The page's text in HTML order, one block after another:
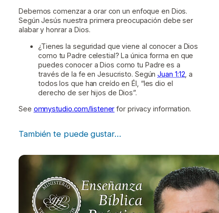
Debemos comenzar a orar con un enfoque en Dios.
Según Jesús nuestra primera preocupación debe ser
alabar y honrar a Dios.
¿Tienes la seguridad que viene al conocer a Dios
como tu Padre celestial? La única forma en que
puedes conocer a Dios como tu Padre es a
través de la fe en Jesucristo. SegúnJuan 1:12 , a
todos los que han creído en Él, “les dio el
derecho de ser hijos de Dios”.
See omnystudio.com/listener for privacy information.
También te puede gustar…